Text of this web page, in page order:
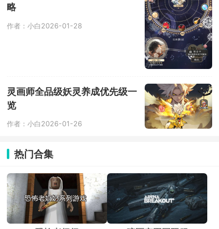
略
作者：小白2026-01-28
灵画师全品级妖灵养成优先级一
览
作者：小白2026-01-26
热门合集